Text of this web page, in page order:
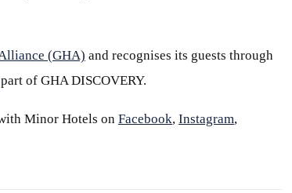
(GHA) and recognises its guests through
of GHA DISCOVERY.
Minor Hotels on Facebook, Instagram,